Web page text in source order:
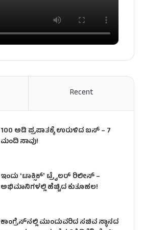
Recent
100 ಅಡಿ ಪ್ರಪಾತಕ್ಕೆ ಉರುಳಿದ ಬಸ್‌ – 7
ಮಂದಿ ಸಾವು!
ಇಂದು ʻಟಾಕ್ಸಿಕ್ʼ ಟ್ರೈಲರ್ ರಿಲೀಸ್‌ –
ಅಭಿಮಾನಿಗಳಲ್ಲಿ ಹೆಚ್ಚಿದ ಕುತೂಹಲ!
ಕಾಂಗ್ರೆಸ್​ನಲ್ಲಿ ಮುಂದುವರಿದ ಸಚಿವ ಸ್ಥಾನದ